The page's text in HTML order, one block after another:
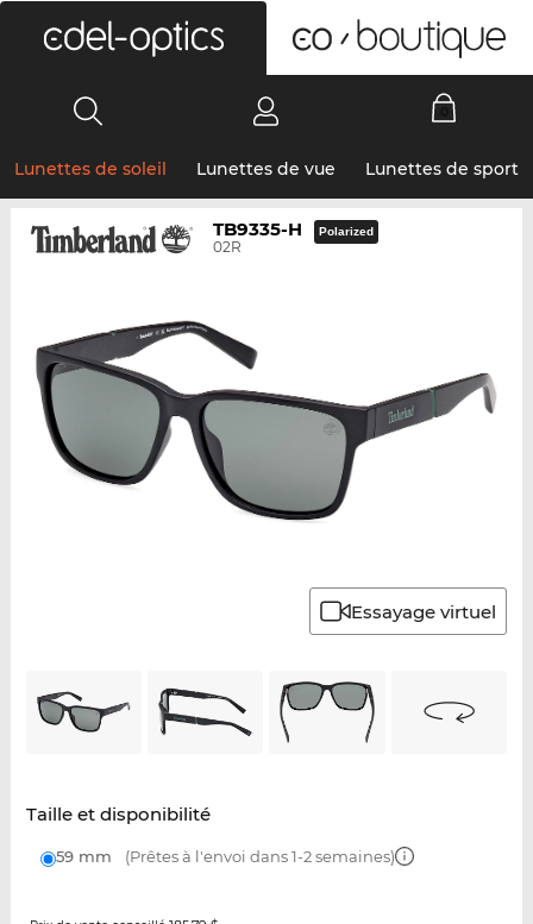
Lunettes de soleil Lunettes de vue Lunettes de sport
TB9335-H
02R
Polarized
Essayage virtuel
Taille et disponibilité
59 mm (Prêtes à l'envoi dans 1-2 semaines)